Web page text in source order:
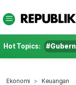
Hot Topics:
Ekonomi Keuangan